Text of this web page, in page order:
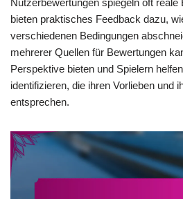
bieten praktisches Feedback dazu,
verschiedenen Bedingungen
mehrerer Quellen für Bewertungen
Perspektive bieten und Spielern
identifizieren, die ihren Vorlieben und
entsprechen.